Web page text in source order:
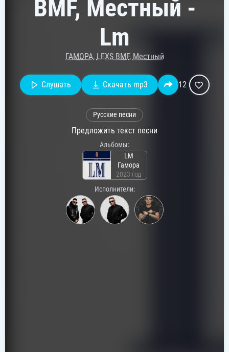
BMF, Местный -
Lm
ГАМОРА, LEXS BMF, Местный
Слушать Скачать mp3 12
Русские песни
Предложить текст песни
Альбомы:
LM
Гамора
2023 год
Исполнители: